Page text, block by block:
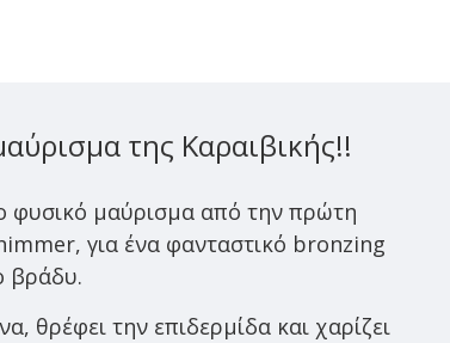
της Καραιβικής!!
φυσικό μαύρισμα από την πρώτη
για ένα φανταστικό bronzing
βράδυ.
θρέφει την επιδερμίδα και χαρίζει